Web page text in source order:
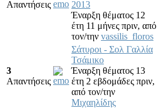
Απαντήσεις
2013
Έναρξη θέματος 12
έτη 11 μήνες πριν, από
τον/την vassilis_floros
3
Απαντήσεις
Σάτυροι - Σολ Γαλλία
Τσάμικο
Έναρξη θέματος 13
έτη 2 εβδομάδες πριν,
από τον/την
Μιχαηλίδης